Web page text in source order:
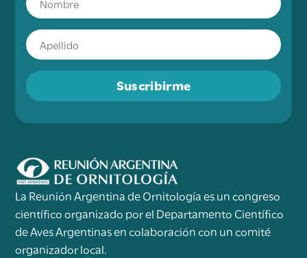
Suscribirme
La Reunión Argentina de Ornitología es un congreso
científico organizado por el Departamento Científico
de Aves Argentinas en colaboración con un comité
organizador local.